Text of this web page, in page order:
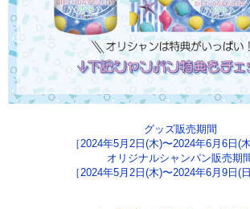
グッズ販売期間
［2024年5月2日(木)〜2024年6月6日(木
オリジナルシャンパン販売期
［2024年5月2日(木)〜2024年6月9日(日